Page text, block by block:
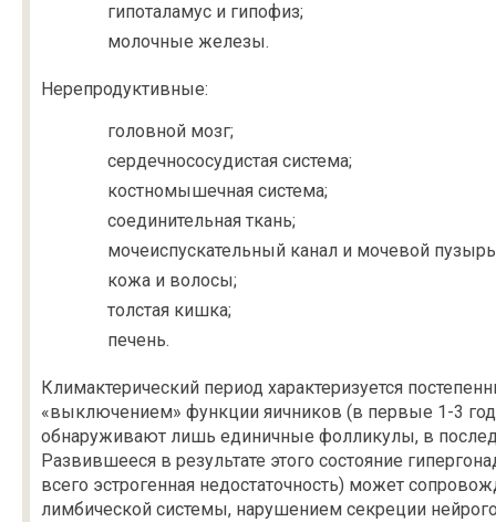
гипоталамус и гипофиз;
молочные железы.
Нерепродуктивные:
головной мозг;
сердечнососудистая система;
костномышечная система;
соединительная ткань;
мочеиспускательный канал и мочевой
кожа и волосы;
толстая кишка;
печень.
Климактерический период характеризуется
«выключением» функции яичников (в первые 1-3
обнаруживают лишь единичные фолликулы, в
Развившееся в результате этого состояние
всего эстрогенная недостаточность) может
лимбической системы, нарушением секреции